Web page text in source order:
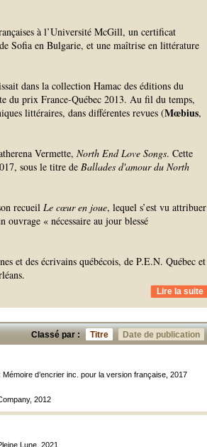
à l’Université McGill, un certificat
Sofia en Bulgarie, et une maîtrise en littérature
dans la collection Hamac des éditions du
du prix France-Québec 2013. Au fil du temps,
littéraires, dans différentes revues (Mœbius,
Vermette, North End Love Songs. Cette
sous le titre de Ballades d'amour du North
recueil Le cœur en joue, lequel s’est vu attribuer
« nécessaire au jour blessé
et des écrivains québécois, de P.E.N. Québec et
Lire la suite
Classé par : Titre Date de publication
Mémoire d’encrier inc. pour la version française, 2017
2012
Lune, 2021